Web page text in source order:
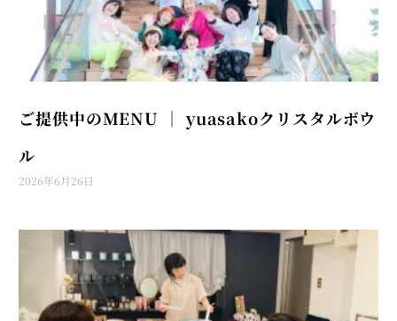
ご提供中のMENU │ yuasakoクリスタルボウ
ル
2026年6月26日